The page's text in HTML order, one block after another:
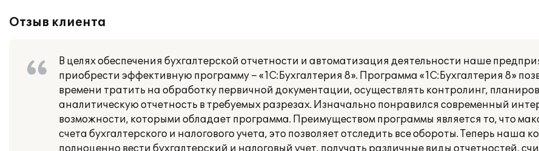
Отзыв клиента
В целях обеспечения бухгалтерской отчетности и автоматизация деятельности наше
приобрести эффективную программу – «1С:Бухгалтерия 8». Программа «1С:Бухгалтерия 8»
времени тратить на обработку первичной документации, осуществлять контролинг,
аналитическую отчетность в требуемых разрезах. Изначально понравился современный
возможности, которыми обладает программа. Преимуществом программы является то, что
счета бухгалтерского и налогового учета, это позволяет отследить все обороты. Теперь наша
полноценно вести бухгалтерский и налоговый учет, получать различные виды отчетностей,